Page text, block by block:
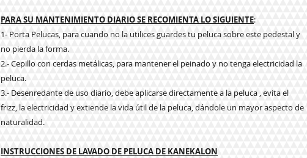
PARA SU MANTENIMIENTO DIARIO SE RECOMIENTA LO SIGUIENTE:
1- Porta Pelucas, para cuando no la utilices guardes tu peluca sobre este pedestal y
no pierda la forma.
2.- Cepillo con cerdas metálicas, para mantener el peinado y no tenga electricidad la
peluca.
3.- Desenredante de uso diario, debe aplicarse directamente a la peluca , evita el
frizz, la electricidad y extiende la vida útil de la peluca, dándole un mayor aspecto de
naturalidad.
INSTRUCCIONES DE LAVADO DE PELUCA DE KANEKALON